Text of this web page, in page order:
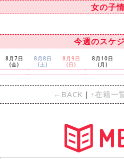
女の子
今週のスケ
8月7日
(金)
8月8日
(土)
8月9日
(日)
8月10日
(月)
←BACK ｜ ↑在籍一